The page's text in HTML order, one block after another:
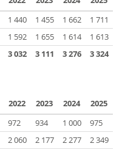
1 440 1 455 1 662
1 711
1 592 1 655 1 614
1 613
3 032 3 111 3 276 3 324
2022 2023 2024
2025
972 934 1 000
975
2 060 2 177 2 277
2 349